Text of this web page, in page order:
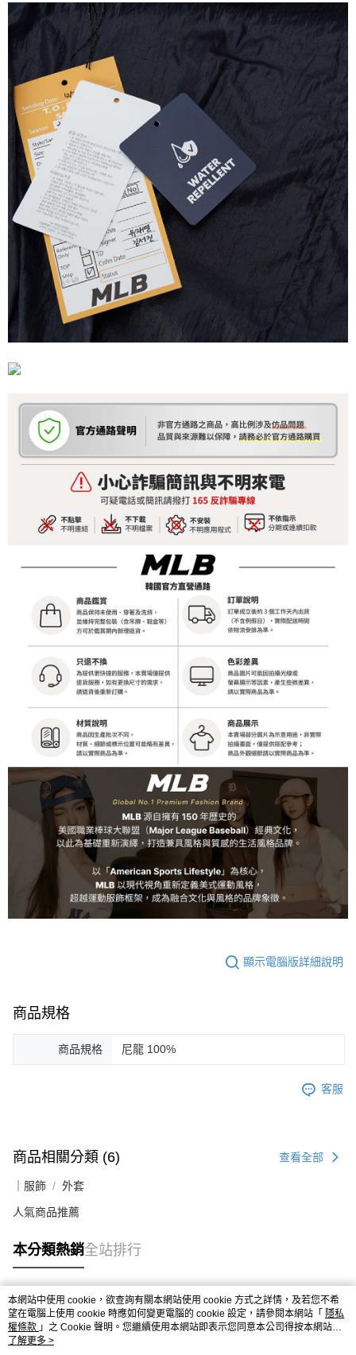
顯示電腦版詳細說明
商品規格
商品規格 尼龍 100%
客服
商品相關分類 (6) 查看全部
｜服飾 外套
人氣商品推薦
本分類熱銷全站排行
熱門標籤
本網站中使用 cookie，欲查詢有關本網站使用 cookie 方式之詳情，及若您不希
望在電腦上使用 cookie 時應如何變更電腦的 cookie 設定，請參閱本網站「 隱私
權條款 」之 Cookie 聲明。您繼續使用本網站即表示您同意本公司得按本網站使
用條款之 Cookie 聲明使用 cookie。
了解更多 >